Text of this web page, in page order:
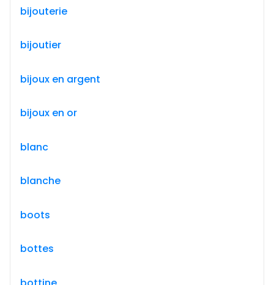
bijouterie
bijoutier
bijoux en argent
bijoux en or
blanc
blanche
boots
bottes